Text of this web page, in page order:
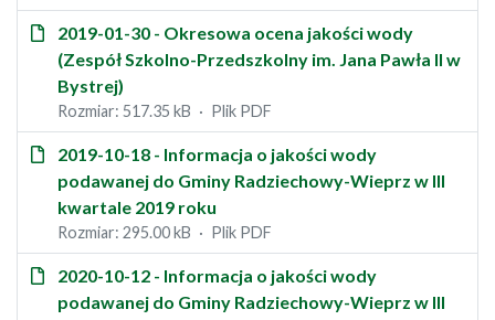
2019-01-30 - Okresowa ocena jakości wody
(Zespół Szkolno-Przedszkolny im. Jana Pawła II w
Bystrej)
Rozmiar: 517.35 kB Plik PDF
2019-10-18 - Informacja o jakości wody
podawanej do Gminy Radziechowy-Wieprz w III
kwartale 2019 roku
Rozmiar: 295.00 kB Plik PDF
2020-10-12 - Informacja o jakości wody
podawanej do Gminy Radziechowy-Wieprz w III